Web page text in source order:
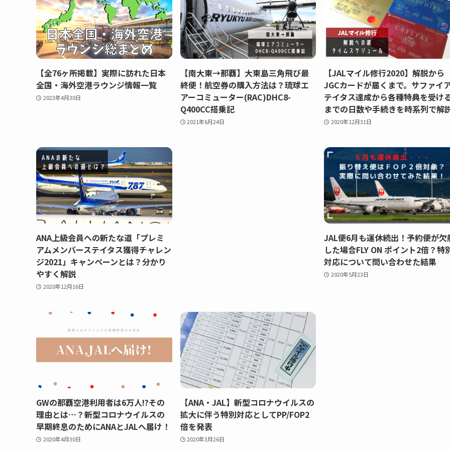
【全76ヶ所掲載】実際に訪れた日本
全国・海外空港ラウンジ情報一覧
2023年4月30日
【南大東→那覇】大東島三角飛び最
終便！航空券の購入方法は？琉球エ
アーコミューター(RAC)DHC8-
Q400CC搭乗記
2021年6月24日
【JALマイル修行2020】解脱から
JGCカードが届くまで。サファイ
テイタス達成から各種特典を受け
までの日数や手続きを時系列で解
2020年12月31日
ANA上級会員への新たな道「プレミ
アムメンバーステイタス獲得チャレン
ジ2021」キャンペーンとは？分かり
やすく解説
2020年12月16日
JAL便6月も運休続出！予約便が欠
した場合FLY ON ポイント2倍？特
対応について問い合わせた結果
2020年5月23日
GWの那覇空港利用者は6万人!?その
理由とは…？新型コロナウイルスの
早期終息のためにANAとJALへ届け！
2020年4月30日
【ANA・JAL】新型コロナウイルスの
拡大に伴う特別対応としてPP/FOP2
倍を発表
2020年3月26日